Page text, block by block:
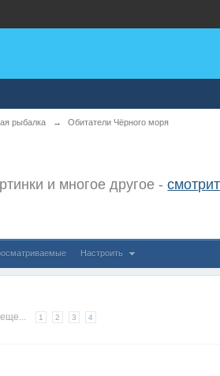
рыбалка → Обитатели Чёрного моря
и многое другое -
Настроить
1 2 3 4